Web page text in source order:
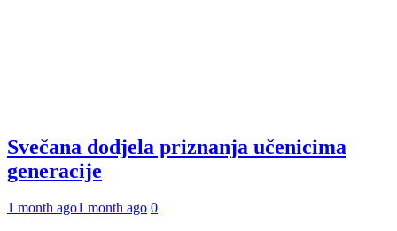
Svečana dodjela priznanja učenicima
generacije
1 month ago1 month ago 0